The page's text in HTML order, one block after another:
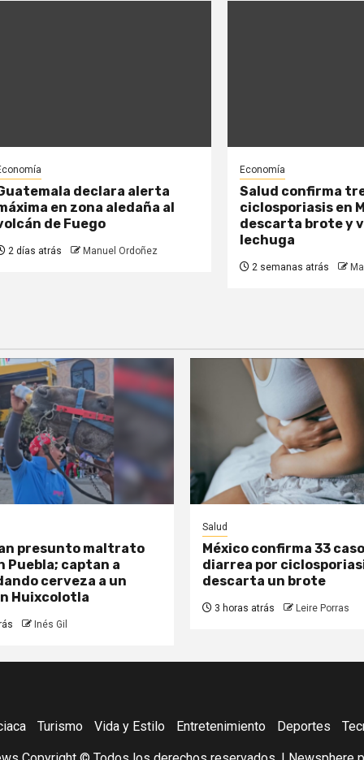
declara alerta
en zona aledaña al
de Fuego
2 días atrás Manuel Ordoñez
Economía
Salud confirma
ciclosporiasis en
descarta brote y
lechuga
2 semanas atrás
presunto maltrato
Puebla; captan a
cerveza a un
Huixcolotla
Inés Gil
Salud
México confirma 33
diarrea por
descarta un brote
3 horas atrás Leire Porras
Turismo Vida y Estilo Entretenimiento Deportes